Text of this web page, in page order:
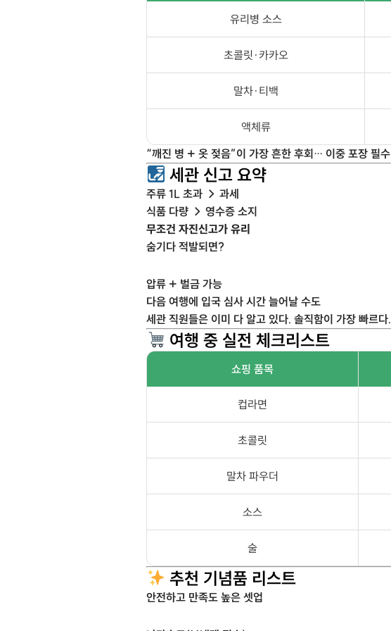
유리병 소스
초콜릿·카카오
말차·티백
액체류
“깨진 병 + 옷 젖음”이 가장 흔한 후회… 이중 포장 필수
세관 신고 요약
주류 1L 초과 → 과세
식품 다량 → 영수증 소지
무조건 자진신고가 유리
숨기다 적발되면?
압류 + 벌금 가능
다음 여행에 입국 심사 시간 늘어날 수도
세관 직원들은 이미 다 알고 있다. 솔직함이 가장 빠르다.
여행 중 실전 체크리스트
쇼핑 품목
컵라면
초콜릿
말차 파우더
소스
술
추천 기념품 리스트
안전하고 만족도 높은 셋업